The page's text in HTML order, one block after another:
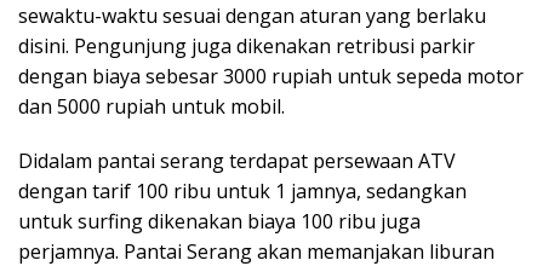
sewaktu-waktu sesuai dengan aturan yang berlaku
disini. Pengunjung juga dikenakan retribusi parkir
dengan biaya sebesar 3000 rupiah untuk sepeda motor
dan 5000 rupiah untuk mobil.
Didalam pantai serang terdapat persewaan ATV
dengan tarif 100 ribu untuk 1 jamnya, sedangkan
untuk surfing dikenakan biaya 100 ribu juga
perjamnya. Pantai Serang akan memanjakan liburan